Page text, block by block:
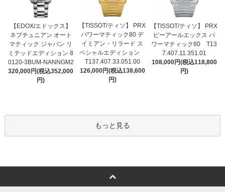
【EDOX/エドックス】
ネプチュニアン オート
マティック ジャパン リ
ミテッドエディション 8
0120-3BUM-NANNGM2
320,000円(税込352,000
円)
【TISSOT/ティソ】 PRX
パワーマティック80 デ
イミアン・リラード ス
ペシャルエディション
T137.407.33.051.00
126,000円(税込138,600
円)
【TISSOT/ティソ】 PRX
ピーアールエックス パ
ワーマティック80 T13
7.407.11.351.01
108,000円(税込118,800
円)
もっと見る